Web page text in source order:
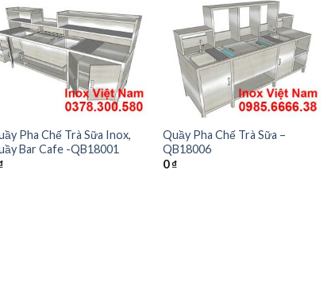
Pha Chế Trà Sữa Inox,
Bar Cafe -QB18001
Quầy Pha Chế Trà Sữa –
QB18006
0₫